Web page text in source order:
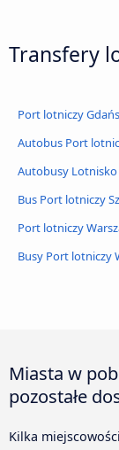
Transfery
Port lotniczy
Autobus Port
Autobusy
Bus Port lotniczy
Port lotniczy
Busy Port lotniczy
Miasta w
pozostałe
Kilka